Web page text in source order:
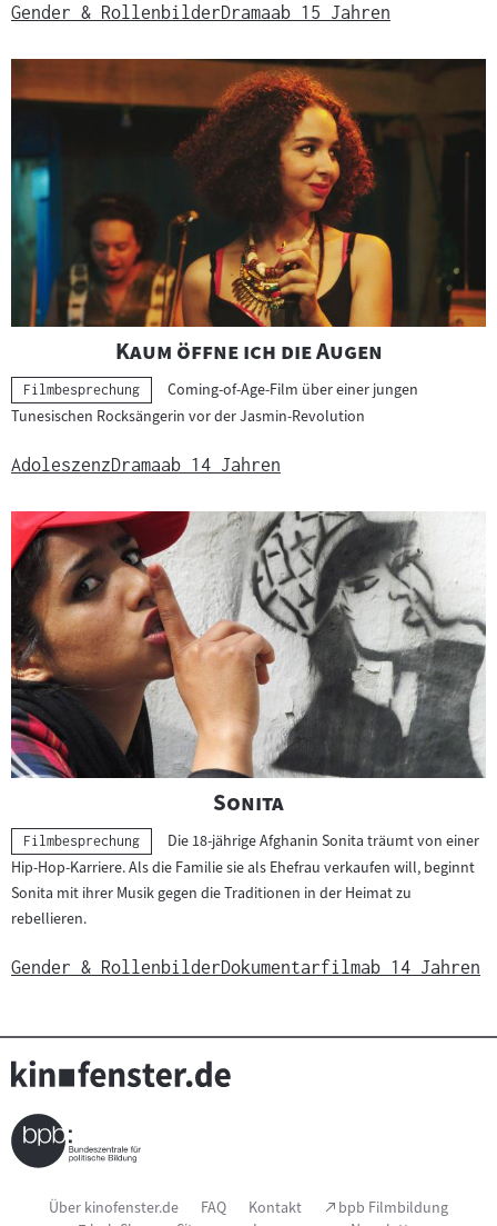
Gender & RollenbilderDramaab 15 Jahren
"
Kaum öffne ich die Augen
Kategorie:
Filmbesprechung
Coming-of-Age-Film über einer jungen
Tunesischen Rocksängerin vor der Jasmin-Revolution
AdoleszenzDramaab 14 Jahren
"
Sonita"
Kategorie:
Filmbesprechung
Die 18-jährige Afghanin Sonita träumt von einer
Hip-Hop-Karriere. Als die Familie sie als Ehefrau verkaufen will, beginnt
Sonita mit ihrer Musik gegen die Traditionen in der Heimat zu
rebellieren.
Gender & RollenbilderDokumentarfilmab 14 Jahren
Seitenfußnavigation
Über kinofenster.de FAQ Kontakt (Link
öffnet
bpb Filmbildung